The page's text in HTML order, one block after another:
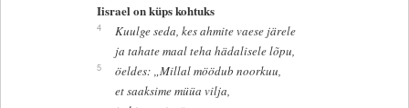
Iisrael on küps kohtuks
4
Kuulge seda, kes ahmite vaese järele
ja tahate maal teha hädalisele lõpu,
5
öeldes: „Millal möödub noorkuu,
et saaksime müüa vilja,